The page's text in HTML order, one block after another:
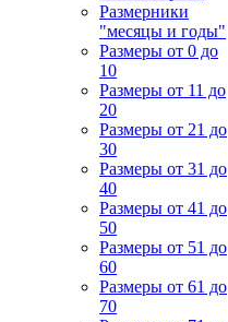
Размерники
"месяцы и годы"
Размеры от 0 до
10
Размеры от 11 до
20
Размеры от 21 до
30
Размеры от 31 до
40
Размеры от 41 до
50
Размеры от 51 до
60
Размеры от 61 до
70